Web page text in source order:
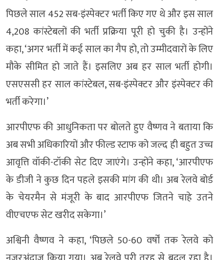
पिछले साल 452 सब-इंस्पेक्टर भर्ती किए गए थे और इस साल
4,208 कांस्टेबलों की भर्ती प्रक्रिया पूरी हो चुकी है। उन्होंने
कहा, ‘अगर भर्ती में कई साल का गैप हो, तो उम्मीदवारों के लिए
मौके सीमित हो जाते हैं। इसलिए अब हर साल भर्ती होगी।
एसएससी हर साल कांस्टेबल, सब-इंस्पेक्टर और इंस्पेक्टर की
भर्ती करेगा।’
आरपीएफ की आधुनिकता पर बोलते हुए वैष्णव ने बताया कि
अब सभी अधिकारियों और फील्ड स्टाफ को जल्द ही बहुत उच्च
आवृत्ति वॉकी-टॉकी सेट दिए जाएंगे। उन्होंने कहा, ‘आरपीएफ
के डीजी ने कुछ दिन पहले इसकी मांग की थी। अब रेलवे बोर्ड
के चेयरमैन से मंजूरी के बाद आरपीएफ जितने चाहे उतने
वीएचएफ सेट खरीद सकेगा।’
अश्विनी वैष्णव ने कहा, ‘पिछले 50-60 वर्षों तक रेलवे को